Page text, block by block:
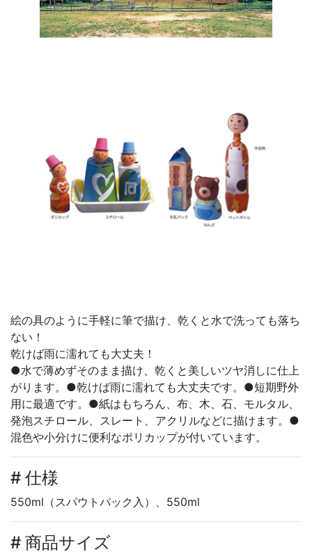
絵の具のように手軽に筆で描け、乾くと水で洗っても落ち
ない！
乾けば雨に濡れても大丈夫！
●水で薄めずそのまま描け、乾くと美しいツヤ消しに仕上
がります。●乾けば雨に濡れても大丈夫です。●短期野外
用に最適です。●紙はもちろん、布、木、石、モルタル、
発泡スチロール、スレート、アクリルなどに描けます。●
混色や小分けに便利なポリカップが付いています。
# 仕様
550ml（スパウトパック入）、550ml
# 商品サイズ